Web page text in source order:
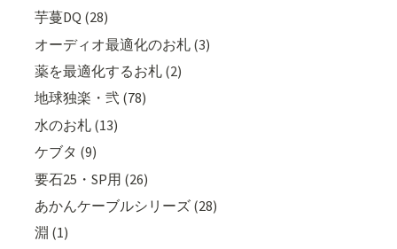
芋蔓DQ (28)
オーディオ最適化のお札 (3)
薬を最適化するお札 (2)
地球独楽・弐 (78)
水のお札 (13)
ケブタ (9)
要石25・SP用 (26)
あかんケーブルシリーズ (28)
淵 (1)